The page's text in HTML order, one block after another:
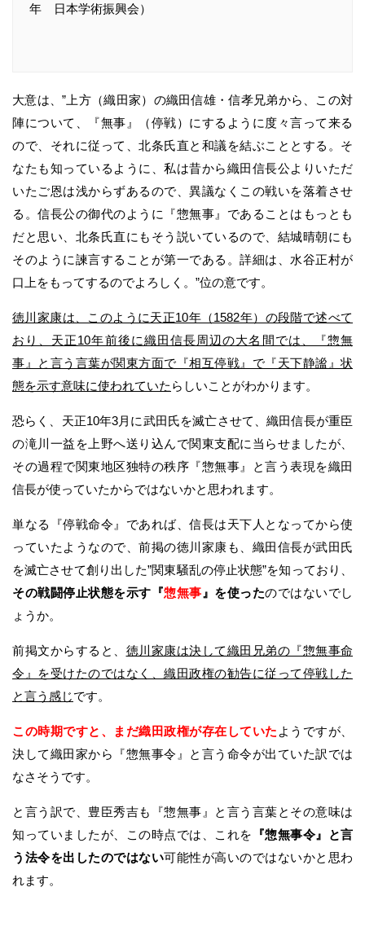
年 日本学術振興会）
大意は、”上方（織田家）の織田信雄・信孝兄弟から、この対
陣について、『無事』（停戦）にするように度々言って来る
ので、それに従って、北条氏直と和議を結ぶこととする。そ
なたも知っているように、私は昔から織田信長公よりいただ
いたご恩は浅からずあるので、異議なくこの戦いを落着させ
る。信長公の御代のように『惣無事』であることはもっとも
だと思い、北条氏直にもそう説いているので、結城晴朝にも
そのように諫言することが第一である。詳細は、水谷正村が
口上をもってするのでよろしく。”位の意です。
徳川家康は、このように天正10年（1582年）の段階で述べて
おり、天正10年前後に織田信長周辺の大名間では、『惣無
事』と言う言葉が関東方面で『相互停戦』で『天下静謐』状
態を示す意味に使われていた らしいことがわかります。
恐らく、天正10年3月に武田氏を滅亡させて、織田信長が重臣
の滝川一益を上野へ送り込んで関東支配に当らせましたが、
その過程で関東地区独特の秩序『惣無事』と言う表現を織田
信長が使っていたからではないかと思われます。
単なる『停戦命令』であれば、信長は天下人となってから使
っていたようなので、前掲の徳川家康も、織田信長が武田氏
を滅亡させて創り出した”関東騒乱の停止状態”を知っており、
その戦闘停止状態を示す『惣無事 』を使ったのではないでし
ょうか。
前掲文からすると、 徳川家康は決して織田兄弟の『惣無事命
令』を受けたのではなく、織田政権の勧告に従って停戦した
と言う感じです。
この時期ですと、まだ織田政権が存在していた ようですが、
決して織田家から『惣無事令』と言う命令が出ていた訳では
なさそうです。
と言う訳で、豊臣秀吉も『惣無事』と言う言葉とその意味は
知っていましたが、この時点では、これを 『惣無事令』と言
う法令を出したのではない可能性が高いのではないかと思わ
れます。